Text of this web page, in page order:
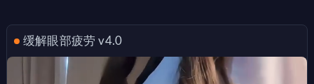
缓解眼部疲劳 v4.0